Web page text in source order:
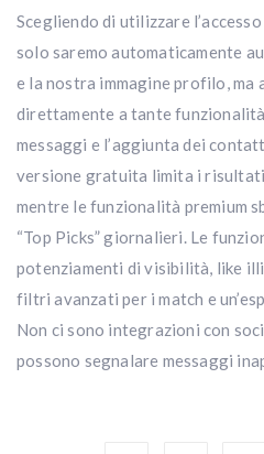
Scegliendo di utilizzare
solo saremo automaticamente
e la nostra immagine profilo, ma
direttamente a tante funzionalità
messaggi e l’aggiunta dei
versione gratuita limita i
mentre le funzionalità premium
“Top Picks” giornalieri. Le
potenziamenti di visibilità, like
filtri avanzati per i match e
Non ci sono integrazioni con
possono segnalare messaggi